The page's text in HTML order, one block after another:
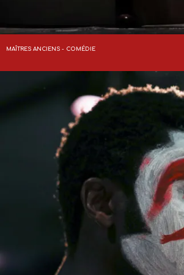
MAÎTRES ANCIENS - COMÉDIE